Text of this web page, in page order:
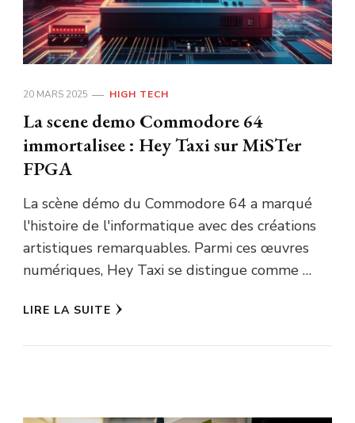
20 MARS 2025 HIGH TECH
La scene demo Commodore 64
immortalisee : Hey Taxi sur MiSTer
FPGA
La scène démo du Commodore 64 a marqué
l'histoire de l'informatique avec des créations
artistiques remarquables. Parmi ces œuvres
numériques, Hey Taxi se distingue comme …
LIRE LA SUITE